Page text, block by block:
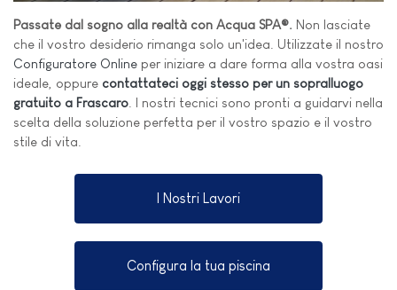
Passate dal sogno alla realtà con Acqua SPA®. Non lasciate
che il vostro desiderio rimanga solo un'idea. Utilizzate il nostro
Configuratore Online per iniziare a dare forma alla vostra oasi
ideale, oppure contattateci oggi stesso per un sopralluogo
gratuito a Frascaro . I nostri tecnici sono pronti a guidarvi nella
scelta della soluzione perfetta per il vostro spazio e il vostro
stile di vita.
I Nostri Lavori
Configura la tua piscina